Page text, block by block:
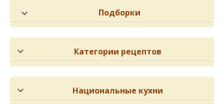
Подборки
Категории рецептов
Национальные кухни